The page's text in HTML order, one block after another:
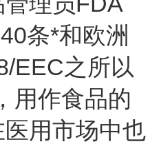
条*和欧洲
EEC之所以
用作食品的
用市场中也